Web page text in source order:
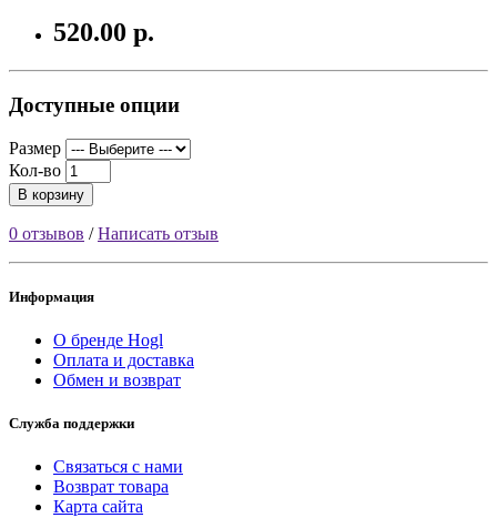
520.00 р.
Доступные опции
Размер
Кол-во
В корзину
0 отзывов /Написать отзыв
Информация
О бренде Hogl
Оплата и доставка
Обмен и возврат
Служба поддержки
Связаться с нами
Возврат товара
Карта сайта